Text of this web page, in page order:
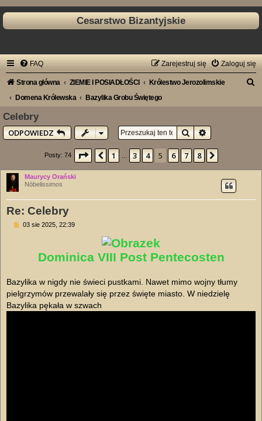
Cesarstwo Bizantyjskie
FAQ Zaloguj się
Zarejestruj się
Strona główna ZIEMIE I POSIADŁOŚCI
Królestwo Jerozolimskie
Domena Królewska
Bazylika Grobu Świętego
Celebry
ODPOWIEDZ
Szukaj
Posty: 74 Strona5 z 8
Poprzednia
1 3 4 5 6 7 8
Maurycy Orański
Nōbelissimos
Re: Celebry
P03 sie 2025, 22:39
Dominica VIII Post Pentecosten
Bazylika w nigdy nie świeci pustkami. Nawet mimo wojny tłumy
pielgrzymów przewalały się przez święte miasto. W niedzielę
Bazylika pękała w szwach